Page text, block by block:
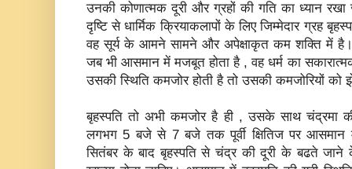
उनकी को‍णात्‍मक दूरी और ग्रहों की गति का ध्‍यान रखा
दृष्टि से धार्मिक क्रियाकलापों के लिए जिम्‍मेदार ग्रह
वह सूर्य के आमने सामने और अपेक्षाकृत कम शक्ति में है।
जब भी आसमान में मजबूत होता है , वह धर्म का
उसकी स्थिति कमजोर होती है तो उसकी कमजोरियों को
बृहस्‍पति तो अभी कमजोर है ही , उसके साथ चंद्रमा
लगभग 5 बजे से 7 बजे तक पूर्वी क्षितिज पर
सितंबर के बाद बृहस्‍पति से चंद्र की दूरी के बढते जाने